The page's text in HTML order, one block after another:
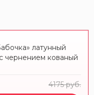
латунный
чернением кованый
4175 руб.